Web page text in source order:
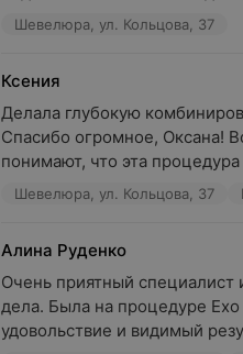
Шевелюра, ул. Кольцова, 37
Ксения
Делала глубокую
Спасибо огромное, Оксана!
понимают, что эта процедура
Шевелюра, ул. Кольцова, 37
Алина Руденко
Очень приятный специалист
дела. Была на процедуре
удовольствие и видимый